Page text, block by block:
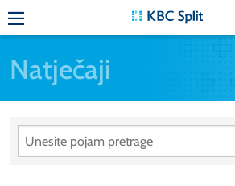
Natječaji